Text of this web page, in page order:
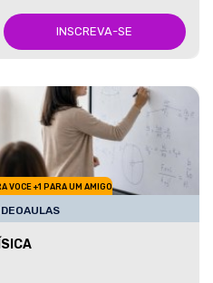
INSCREVA-SE
VOCE +1 PARA UM AMIGO